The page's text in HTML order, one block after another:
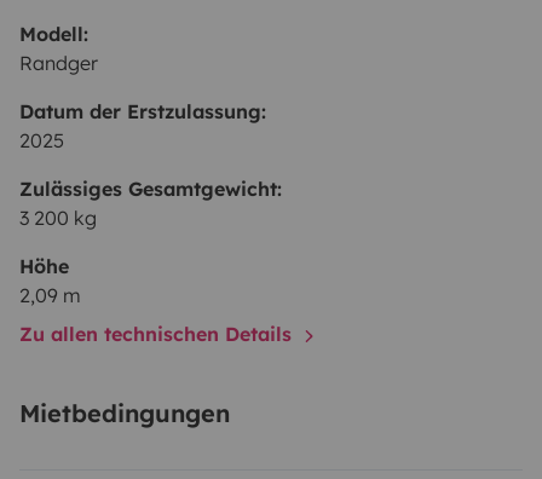
Modell:
Randger
Datum der Erstzulassung:
2025
Zulässiges Gesamtgewicht:
3 200 kg
Höhe
2,09 m
Zu allen technischen Details
Mietbedingungen